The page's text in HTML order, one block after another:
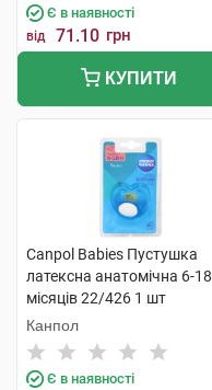
Є в наявності
від 71.10 грн
КУПИТИ
Canpol Babies Пустушка
латексна анатомічна 6-18
місяців 22/426 1 шт
Канпол
Є в наявності